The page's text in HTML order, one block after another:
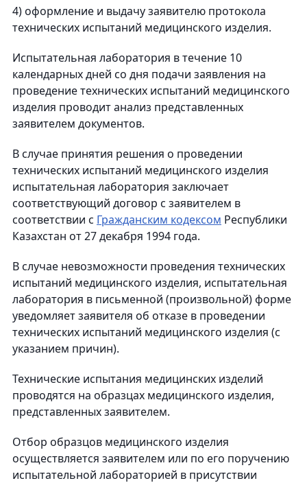
4) оформление и выдачу заявителю протокола
технических испытаний медицинского изделия.
Испытательная лаборатория в течение 10
календарных дней со дня подачи заявления на
проведение технических испытаний медицинского
изделия проводит анализ представленных
заявителем документов.
В случае принятия решения о проведении
технических испытаний медицинского изделия
испытательная лаборатория заключает
соответствующий договор с заявителем в
соответствии с Гражданским кодексом Республики
Казахстан от 27 декабря 1994 года.
В случае невозможности проведения технических
испытаний медицинского изделия, испытательная
лаборатория в письменной (произвольной) форме
уведомляет заявителя об отказе в проведении
технических испытаний медицинского изделия (с
указанием причин).
Технические испытания медицинских изделий
проводятся на образцах медицинского изделия,
представленных заявителем.
Отбор образцов медицинского изделия
осуществляется заявителем или по его поручению
испытательной лабораторией в присутствии